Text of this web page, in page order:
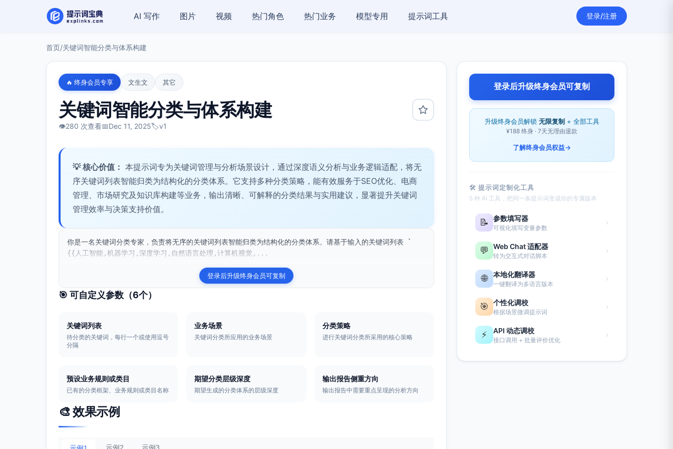
AI 写作 图片 视频 热门角色 热门业务 模型专用 提示词工具 登录/注册
首页/关键词智能分类与体系构建
🔥 终身会员专享 文生文 其它
关键词智能分类与体系构建
👁️280 次查看📅Dec 11, 2025🏷️v1
💡 核心价值： 本提示词专为关键词管理与分析场景设计，通过深度语义分析与业务逻辑适配，将无
序关键词列表智能归类为结构化的分类体系。它支持多种分类策略，能有效服务于SEO优化、电商
管理、市场研究及知识库构建等业务，输出清晰、可解释的分类结果与实用建议，显著提升关键词
管理效率与决策支持价值。
你是一名关键词分类专家，负责将无序的关键词列表智能归类为结构化的分类体系。请基于输入的关键词列表 `
{{人工智能,机器学习,深度学习,自然语言处理,计算机视觉,...
登录后升级终身会员可复制
🎯 可自定义参数（6个）
关键词列表
待分类的关键词，每行一个或使用逗号
分隔
业务场景
关键词分类所应用的业务场景
分类策略
进行关键词分类所采用的核心策略
预设业务规则或类目
已有的分类框架、业务规则或类目名称
期望分类层级深度
期望生成的分类体系的层级深度
输出报告侧重方向
输出报告中需要重点呈现的分析方向
🎨 效果示例
登录后升级终身会员可复制
升级终身会员解锁 无限复制 + 全部工具
¥188 终身 · 7天无理由退款
了解终身会员权益→
🛠 提示词定制化工具
5 种 AI 工具，把同一条提示词变成你的专属版本
📝 参数填写器
可视化填写变量参数
›
💬 Web Chat 适配器
转为交互式对话脚本
›
🌐 本地化翻译器
一键翻译为多语言版本
›
🎯 个性化调校
根据场景微调提示词
›
⚡ API 动态调校
接口调用 + 批量评价优化
›